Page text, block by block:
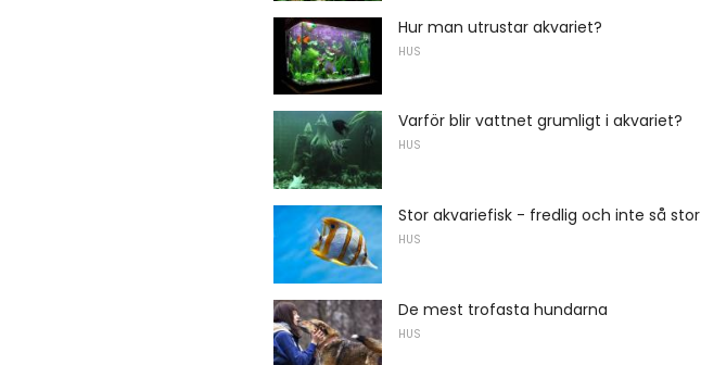
Hur man utrustar akvariet?
HUS
Varför blir vattnet grumligt i akvariet?
HUS
Stor akvariefisk - fredlig och inte så stor
HUS
De mest trofasta hundarna
HUS